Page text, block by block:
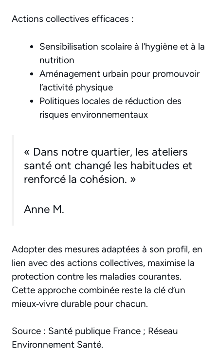
Actions collectives efficaces :
Sensibilisation scolaire à l’hygiène et à la
nutrition
Aménagement urbain pour promouvoir
l’activité physique
Politiques locales de réduction des
risques environnementaux
« Dans notre quartier, les ateliers
santé ont changé les habitudes et
renforcé la cohésion. »
Anne M.
Adopter des mesures adaptées à son profil, en
lien avec des actions collectives, maximise la
protection contre les maladies courantes.
Cette approche combinée reste la clé d’un
mieux‑vivre durable pour chacun.
Source : Santé publique France ; Réseau
Environnement Santé.